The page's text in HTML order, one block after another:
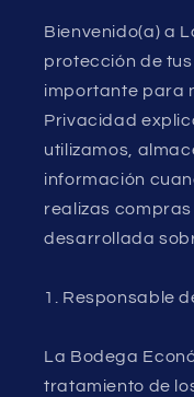
Bienvenido(a) a
protección de
importante para
Privacidad
utilizamos,
información
realizas
desarrollada
1. Responsable
La Bodega
tratamiento de